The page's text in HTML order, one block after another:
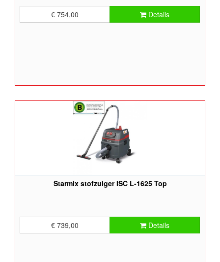
€ 754,00 Details
Starmix stofzuiger ISC L-1625 Top
€ 739,00 Details